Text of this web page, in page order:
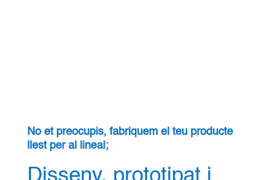
No et preocupis, fabriquem el teu producte
llest per al lineal;